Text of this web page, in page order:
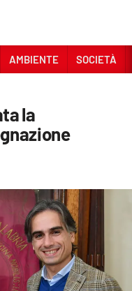
AMBIENTE SOCIETÀ
la